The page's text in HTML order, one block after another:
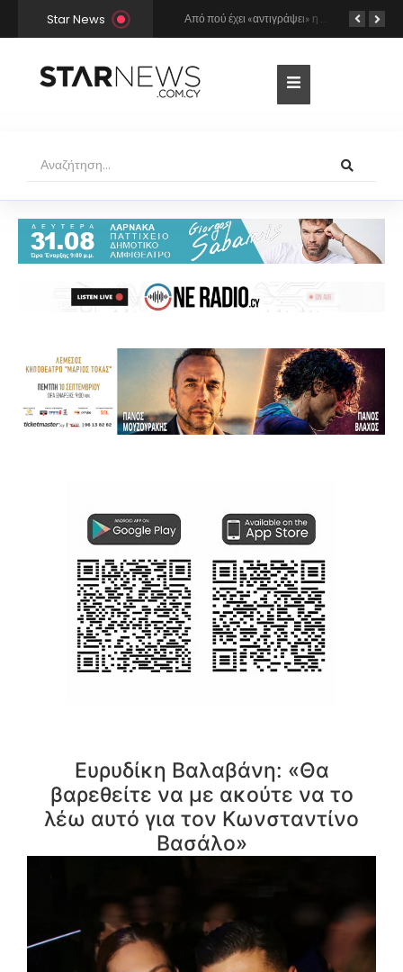
Star News Από πού έχει «αντιγράψει» η Άννα Βίσση και ο Νίκος Καρβέλας τη σούπερ επιτυχία «Σε περίπτωση που…»; Το βρήκε ο Mr Music
Ευρυδίκη Βαλαβάνη: «Θα
βαρεθείτε να με ακούτε να το
λέω αυτό για τον Κωνσταντίνο
Βασάλο»